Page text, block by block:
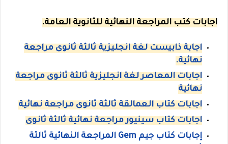
اجابات كتب المراجعة النهائية للثانوية العامة.
اجابة ذابيست لغة انجليزية ثالثة ثانوى مراجعة
نهائية.
اجابات المعاصر لغة انجليزية ثالثة ثانوى مراجعة
نهائية
اجابات كتاب العمالقة ثالثة ثانوى مراجعة نهائية
اجابات كتاب سينيور مراجعة نهائية ثالثة ثانوى
إجابات كتاب جيم Gem المراجعة النهائية ثالثة